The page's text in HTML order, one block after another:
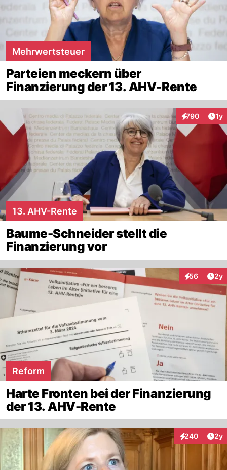
Mehrwertsteuer
Parteien meckern über
Finanzierung der 13. AHV-Rente
790
Interaktionen
1y
13. AHV-Rente
Baume-Schneider stellt die
Finanzierung vor
56
Interaktionen
2y
Reform
Harte Fronten bei der Finanzierung
der 13. AHV-Rente
240
Interaktionen
2y